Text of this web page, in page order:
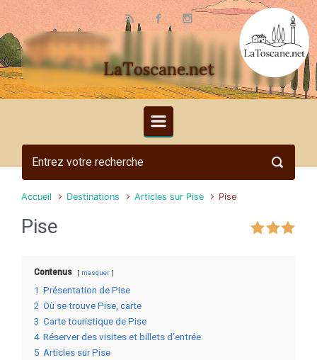
Skip to main content
LaToscane.net
Accueil Destinations Articles sur Pise Pise
Pise
Contenus masquer
1 Présentation de Pise
2 Où se trouve Pise, carte
3 Carte touristique de Pise
4 Réserver des visites et billets d’entrée
5 Articles sur Pise